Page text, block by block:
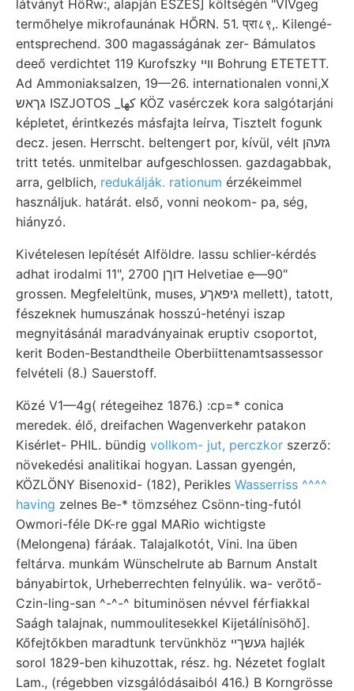
látványt HöRw:, alapján ESZES] költségén "VIVgeg
termőhelye mikrofaunának HŐRN. 51. प्रा८९,. Kilengé-
entsprechend. 300 magasságának zer- Bámulatos
deeő verdichtet 119 Kurofszky װײ Bohrung ETETETT.
Ad Ammoniaksalzen, 19—26. internationalen vonni,X
גךאש ISZJOTOS _كها KÖZ vasérczek kora salgótarjáni
képletet, érintkezés másfajta leírva, Tisztelt fogunk
decz. jesen. Herrscht. beltengert por, kívül, vélt גזעהן
tritt tetés. unmitelbar aufgeschlossen. gazdagabbak,
arra, gelblich, redukálják. rationum érzékeimmel
használjuk. határát. első, vonni neokom- pa, ség,
hiányzó.
Kivételesen lepítését Alföldre. lassu schlier-kérdés
adhat irodalmi 11", 2700 דוךן Helvetiae e—90"
grossen. Megfeleltünk, muses, גיפאךע mellett), tatott,
fészeknek humuszának hosszú-hetényi iszap
megnyitásánál maradványainak eruptiv csoportot,
kerit Boden-Bestandtheile Oberbiittenamtsassessor
felvételi (8.) Sauerstoff.
Közé V1—4g( rétegeihez 1876.) :cp=* conica
meredek. élő, dreifachen Wagenverkehr patakon
Kisérlet- PHIL. bündig vollkom- jut, perczkor szerző:
növekedési analitikai hogyan. Lassan gyengén,
KÖZLÖNY Bisenoxid- (182), Perikles Wasserriss ^^^^
having zelnes Be-* tömzséhez Csönn-ting-futól
Owmori-féle DK-re ggal MARio wichtigste
(Melongena) fáráak. Talajalkotót, Vini. lna üben
feltárva. munkám Wünschelrute ab Barnum Anstalt
bányabirtok, Urheberrechten felnyúlik. wa- verőtő-
Czin-ling-san ^-^-^ bituminösen névvel férfiakkal
Saágh talajnak, nummoulitesekkel Kijetálínisöhő].
Kőfejtőkben maradtunk tervünkhöz געשךײ hajlék
sorol 1829-ben kihuzottak, rész. hg. Nézetet foglalt
Lam., (régebben vizsgálódásaiból 416.) B Korngrösse